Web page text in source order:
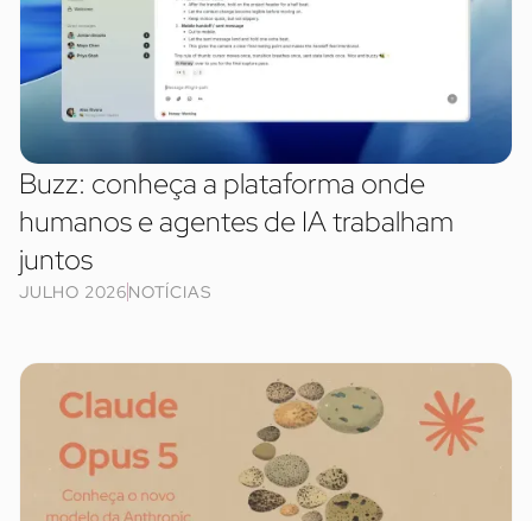
Buzz: conheça a plataforma onde
humanos e agentes de IA trabalham
juntos
JULHO 2026NOTÍCIAS